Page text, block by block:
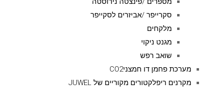
סקרייפר /אביזרים לסקייפר
מלקחים
מגנט ניקוי
שואב רפש
מערכת פחמן דו חמצניCO2
מקרנים ריפלקטורים מקוריים של JUWEL